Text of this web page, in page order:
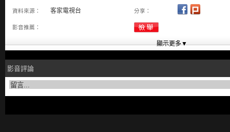
資料來源： 客家電視台 分享：
影音推薦：
影音評論